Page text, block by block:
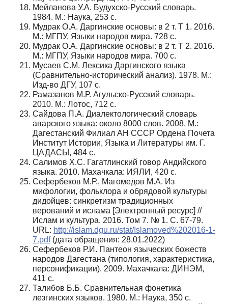
Мейланова У.А. Будухско-Русский словарь.
1984. М.: Наука, 253 с.
Мудрак О.А. Даргинские основы: в 2 т. Т 1. 2016.
М.: МГПУ, Языки народов мира. 728 с.
Мудрак О.А. Даргинские основы: в 2 т. Т 2. 2016.
М.: МГПУ, Языки народов мира. 700 с.
Мусаев С.М. Лексика Даргинского языка
(Сравнительно-исторический анализ). 1978. М.:
Изд-во ДГУ, 107 с.
Рамазанов М.Р. Агульско-Русский словарь.
2010. М.: Лотос, 712 с.
Сайдова П.А. Диалектологический словарь
аварского языка: около 8000 слов. 2008. М.:
Дагестанский Филиал АН СССР Ордена Почета
Институт Истории, Языка и Литературы им. Г.
ЦАДАСЫ, 484 с.
Салимов Х.С. Гагатлинский говор Андийского
языка. 2010. Махачкала: ИЯЛИ, 420 с.
Сефербеков М.Р., Магомедов М.А. Из
мифологии, фольклора и обрядовой культуры
дидойцев: синкретизм традиционных
верований и ислама [Электронный ресурс] //
Ислам и культура. 2016. Том 7. № 1. С. 67-79.
URL: http://islam.dgu.ru/stat/Islamoved%202016-1-
7.pdf(дата обращения: 28.01.2022)
Сефербеков Р.И. Пантеон языческих божеств
народов Дагестана (типология, характеристика,
персонификации). 2009. Махачкала: ДИНЭМ,
411 с.
Талибов Б.Б. Сравнительная фонетика
лезгинских языков. 1980. М.: Наука, 350 с.